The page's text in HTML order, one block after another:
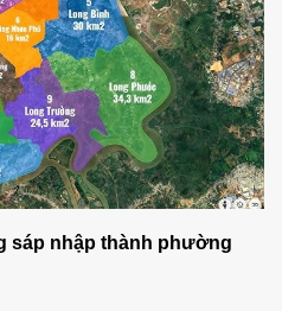
sáp nhập thành phường